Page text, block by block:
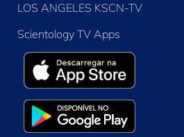
LOS ANGELES KSCN-TV
Scientology TV Apps